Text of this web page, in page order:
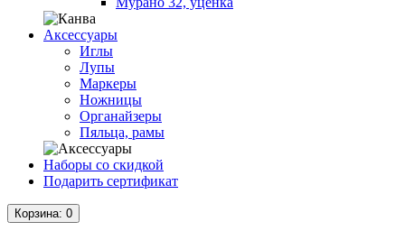
Аксессуары
Иглы
Лупы
Маркеры
Ножницы
Органайзеры
Пяльца, рамы
Наборы со скидкой
Подарить сертификат
Корзина: 0